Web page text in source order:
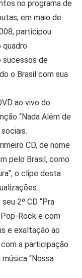
no programa de
em maio de
participou
quadro
sucessos de
o Brasil com sua
ao vivo do
“Nada Além de
CD, de nome
pelo Brasil, como
o clipe desta
2º CD “Pra
Pop-Rock e com
e exaltação ao
a participação
“Nossa